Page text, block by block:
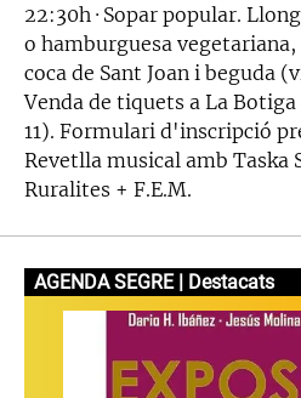
22:30h · Sopar popular.
o hamburguesa
coca de Sant Joan i beguda
Venda de tiquets a La
11). Formulari d'inscripció
Revetlla musical amb Taska
Ruralites + F.E.M.
AGENDA SEGRE | Destacats